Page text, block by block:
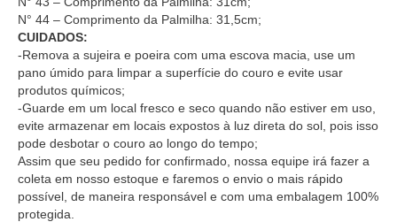
N° 44 – Comprimento da Palmilha: 31,5cm;
CUIDADOS:
-Remova a sujeira e poeira com uma escova macia, use um
pano úmido para limpar a superfície do couro e evite usar
produtos químicos;
-Guarde em um local fresco e seco quando não estiver em uso,
evite armazenar em locais expostos à luz direta do sol, pois isso
pode desbotar o couro ao longo do tempo;
Assim que seu pedido for confirmado, nossa equipe irá fazer a
coleta em nosso estoque e faremos o envio o mais rápido
possível, de maneira responsável e com uma embalagem 100%
protegida.